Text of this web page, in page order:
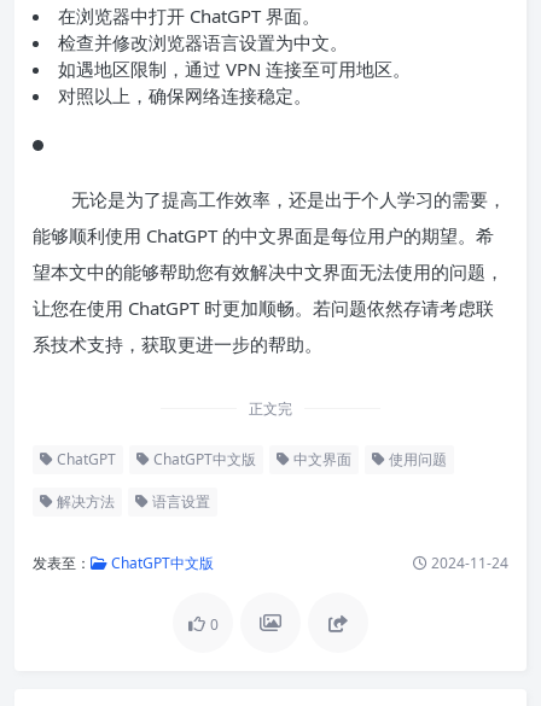
在浏览器中打开 ChatGPT 界面。
检查并修改浏览器语言设置为中文。
如遇地区限制，通过 VPN 连接至可用地区。
对照以上，确保网络连接稳定。
无论是为了提高工作效率，还是出于个人学习的需要，
能够顺利使用 ChatGPT 的中文界面是每位用户的期望。希
望本文中的能够帮助您有效解决中文界面无法使用的问题，
让您在使用 ChatGPT 时更加顺畅。若问题依然存请考虑联
系技术支持，获取更进一步的帮助。
正文完
ChatGPT ChatGPT中文版 中文界面 使用问题
解决方法 语言设置
发表至： ChatGPT中文版 2024-11-24
0